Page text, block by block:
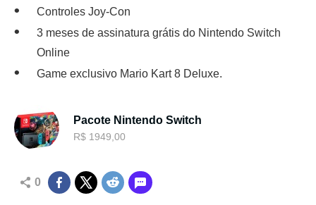
Controles Joy-Con
3 meses de assinatura grátis do Nintendo Switch
Online
Game exclusivo Mario Kart 8 Deluxe.
Pacote Nintendo Switch
R$ 1949,00
0